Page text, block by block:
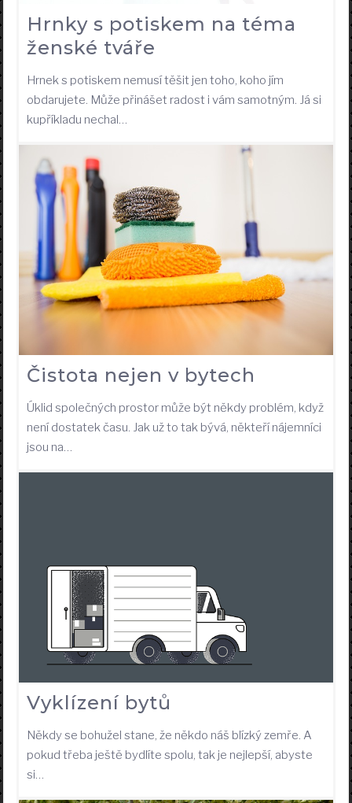
Hrnky s potiskem na téma
ženské tváře
Hrnek s potiskem nemusí těšit jen toho, koho jím
obdarujete. Může přinášet radost i vám samotným. Já si
kupříkladu nechal…
Čistota nejen v bytech
Úklid společných prostor může být někdy problém, když
není dostatek času. Jak už to tak bývá, někteří nájemníci
jsou na…
Vyklízení bytů
Někdy se bohužel stane, že někdo náš blízký zemře. A
pokud třeba ještě bydlíte spolu, tak je nejlepší, abyste
si…